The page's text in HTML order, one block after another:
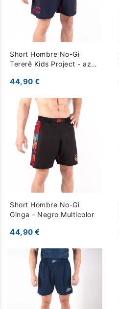
Short Hombre No-Gi
Tererê Kids Project - azul
44,90 €
Short Hombre No-Gi
Ginga - Negro Multicolor
44,90 €